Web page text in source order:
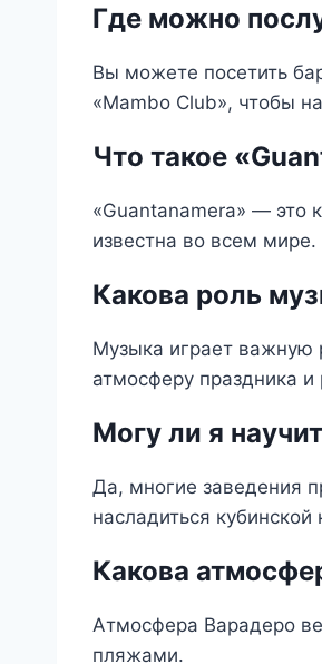
Где можно
Вы можете посетить
«Mambo Club», чтобы
Что такое
«Guantanamera» — это
известна во всем мире.
Какова роль
Музыка играет важную
атмосферу праздника и
Могу ли я
Да, многие заведения
насладиться кубинской
Какова
Атмосфера Варадеро
пляжами.